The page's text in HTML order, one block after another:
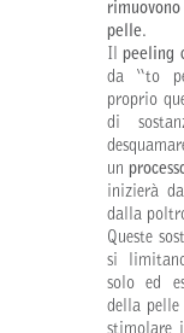
pelle.
Il peeling
da “to
proprio
di
un
inizierà
dalla
Queste
si
solo ed
della pelle